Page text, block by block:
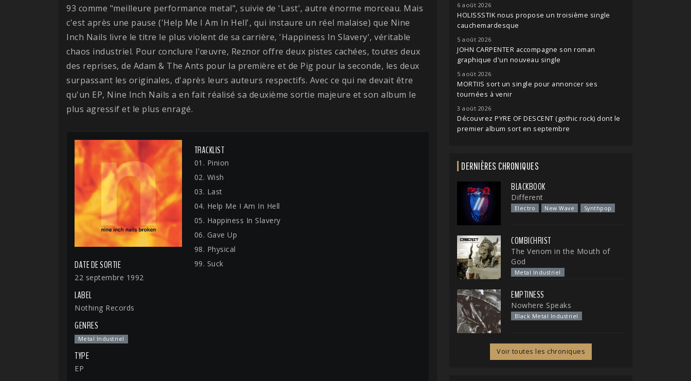
93 comme "meilleure performance metal", suivie de 'Last', autre énorme morceau. Mais
c'est après une pause ('Help Me I Am In Hell', qui instaure un réel malaise) que Nine
Inch Nails livre le titre le plus violent de sa carrière, 'Happiness In Slavery', véritable
chaos industriel. Pour conclure l'œuvre, Reznor offre deux pistes cachées, toutes deux
des reprises, de Adam & The Ants pour la première et de Pig pour la seconde, les deux
surpassant les originales, d'après leurs auteurs respectifs. Avec ce qui ne devait être
qu'un EP, Nine Inch Nails a en fait réalisé sa deuxième sortie majeure et son album le
plus agressif et le plus enragé.
DATE DE SORTIE
22 septembre 1992
LABEL
Nothing Records
GENRES
Metal Industriel
TYPE
EP
TRACKLIST
01. Pinion
02. Wish
03. Last
04. Help Me I Am In Hell
05. Happiness In Slavery
06. Gave Up
98. Physical
99. Suck
6 août 2026
HOLISSSTIK nous propose un troisième single
cauchemardesque
5 août 2026
JOHN CARPENTER accompagne son roman
graphique d'un nouveau single
5 août 2026
MORTIIS sort un single pour annoncer ses
tournées à venir
3 août 2026
Découvrez PYRE OF DESCENT (gothic rock) dont le
premier album sort en septembre
DERNIÈRES CHRONIQUES
BLACKBOOK
Different
Electro New Wave Synthpop
COMBICHRIST
The Venom in the Mouth of
God
Metal Industriel
EMPTINESS
Nowhere Speaks
Black Metal Industriel
Voir toutes les chroniques